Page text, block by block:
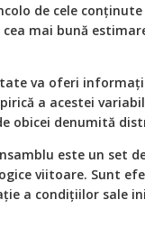
de cele
mai bună
va oferi
a acestei
obicei denumită
este un set
viitoare. Sunt
a condițiilor sale